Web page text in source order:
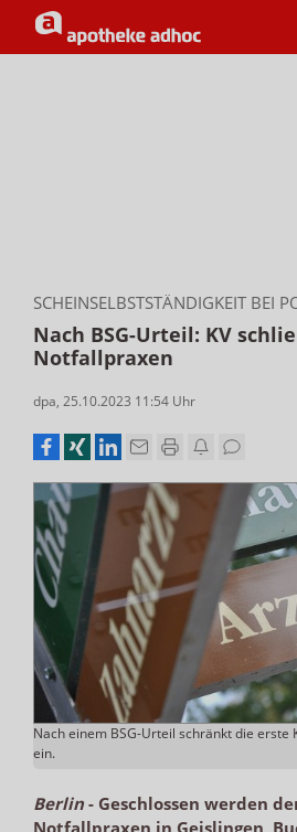
SCHEINSELBSTSTÄNDIGKEIT BEI
Nach BSG-Urteil: KV
Notfallpraxen
dpa, 25.10.2023 11:54 Uhr
Nach einem BSG-Urteil schränkt die erste
ein.
Berlin- Geschlossen werden
Notfallpraxen in Geislingen,